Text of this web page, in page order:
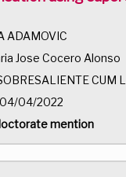
ADAMOVIC
Jose Cocero Alonso
CUM
04/04/2022
mention